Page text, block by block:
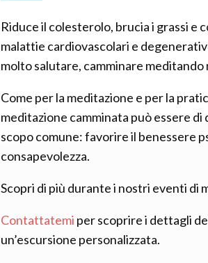
Riduce il colesterolo, brucia i grassi e
malattie cardiovascolari e
molto salutare, camminare
Come per la meditazione e per la
meditazione camminata può essere
scopo comune: favorire il benessere
consapevolezza.
Scopri di più durante i nostri eventi di
Contattatemi per scoprire i dettagli
un’escursione personalizzata.